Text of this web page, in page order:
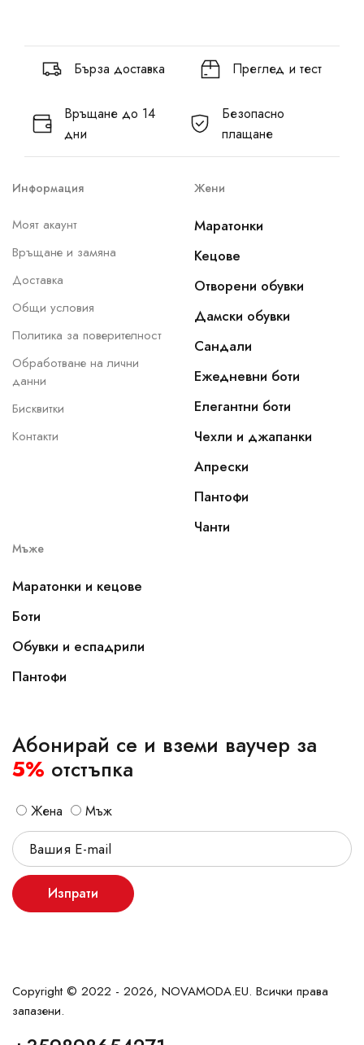
Бърза доставка Преглед и тест
Връщане до 14
дни
Безопасно
плащане
Информация
Моят акаунт
Връщане и замяна
Доставка
Общи условия
Политика за поверителност
Обработване на лични
данни
Бисквитки
Контакти
Жени
Маратонки
Кецове
Отворени обувки
Дамски обувки
Сандали
Ежедневни боти
Елегантни боти
Чехли и джапанки
Апрески
Пантофи
Чанти
Мъже
Маратонки и кецове
Боти
Обувки и еспадрили
Пантофи
Абонирай се и вземи ваучер за
5% отстъпка
Жена Мъж
Изпрати
Copyright © 2022 - 2026, NOVAMODA.EU. Всички права
запазени.